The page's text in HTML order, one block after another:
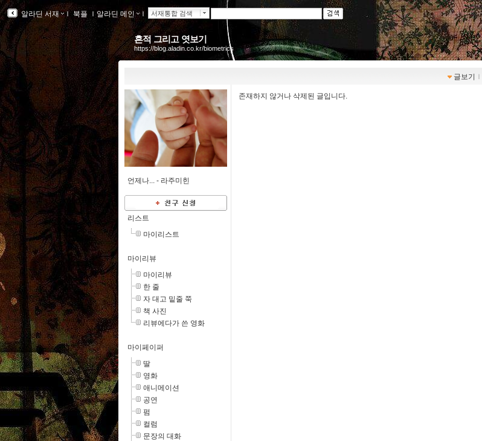
알라딘 서재 ｌ 북플ｌ 알라딘 메인 ｌ 서재통합 검색
흔적 그리고 엿보기
https://blog.aladin.co.kr/biometrics
글보기 ｌ
언제나... - 라주미힌
리스트
마이리스트
마이리뷰
마이리뷰
한 줄
자 대고 밑줄 쭉
책 사진
리뷰에다가 쓴 영화
마이페이퍼
딸
영화
애니메이션
공연
펌
컬럼
문장의 대화
존재하지 않거나 삭제된 글입니다.